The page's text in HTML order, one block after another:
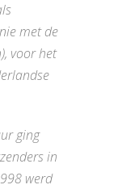
met de
voor het
ging
in
werd